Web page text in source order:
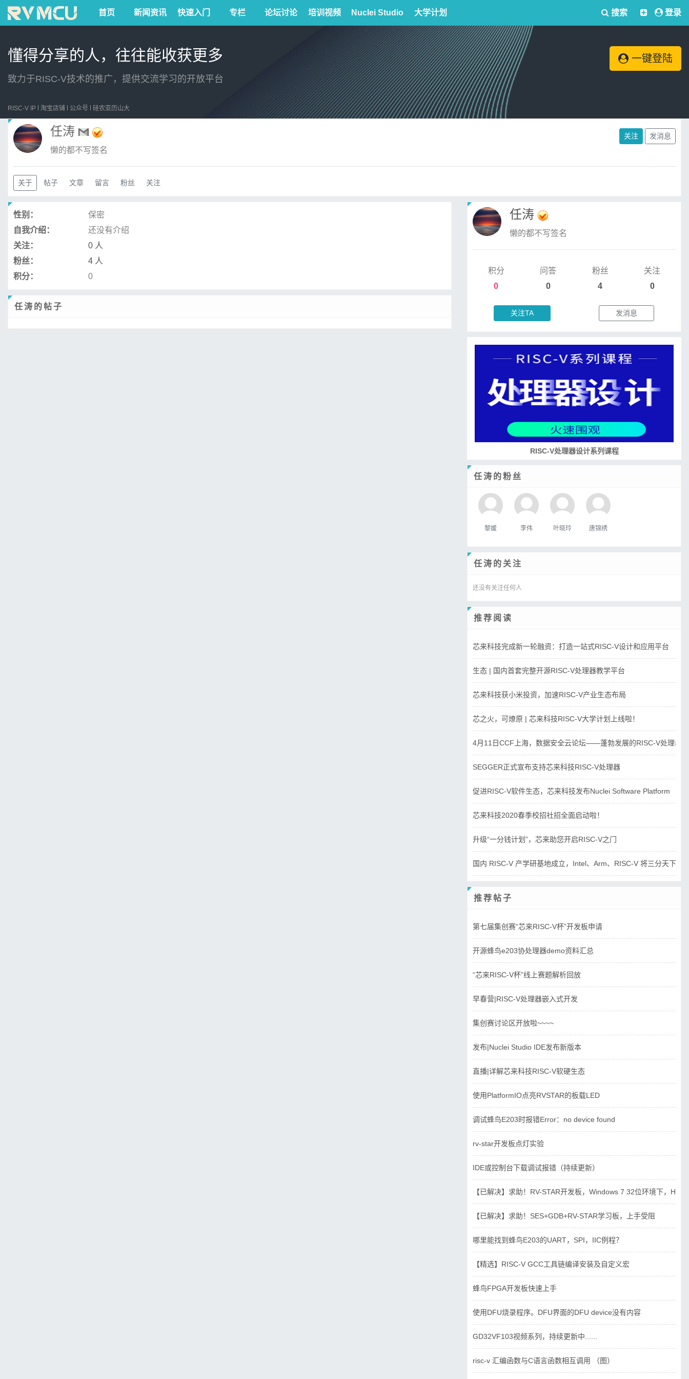
首页 新闻资讯 快速入门 专栏 论坛讨论 培训视频 Nuclei Studio 大学计划 搜索 登录
懂得分享的人，往往能收获更多
致力于RISC-V技术的推广，提供交流学习的开放平台
一键登陆
RISC-V IP 淘宝店铺 公众号 硅农亚历山大
任涛
懒的都不写签名
关注 发消息
关于 帖子 文章 留言 粉丝 关注
性别：
保密
自我介绍：
还没有介绍
关注：
0 人
粉丝：
4 人
积分：
0
任涛的帖子
任涛
懒的都不写签名
积分
0
问答
0
粉丝
4
关注
0
关注TA 发消息
培养RISC-V大学土壤 共建RISC-V教育生态
任涛的粉丝
黎媛 李伟 叶晓玲 唐锦绣
任涛的关注
还没有关注任何人
推荐阅读
芯来科技完成新一轮融资：打造一站式RISC-V设计和应用平台
生态 | 国内首套完整开源RISC-V处理器教学平台
芯来科技获小米投资，加速RISC-V产业生态布局
芯之火，可燎原 | 芯来科技RISC-V大学计划上线啦！
4月11日CCF上海，数据安全云论坛——蓬勃发展的RISC-V处理器
SEGGER正式宣布支持芯来科技RISC-V处理器
促进RISC-V软件生态，芯来科技发布Nuclei Software Platform
芯来科技2020春季校招社招全面启动啦！
升级“一分钱计划”，芯来助您开启RISC-V之门
国内 RISC-V 产学研基地成立，Intel、Arm、RISC-V 将三分天下？
推荐帖子
第七届集创赛“芯来RISC-V杯”开发板申请
开源蜂鸟e203协处理器demo资料汇总
“芯来RISC-V杯”线上赛题解析回放
早春营|RISC-V处理器嵌入式开发
集创赛讨论区开放啦~~~~
发布|Nuclei Studio IDE发布新版本
直播|详解芯来科技RISC-V软硬生态
使用PlatformIO点亮RVSTAR的板载LED
调试蜂鸟E203时报错Error：no device found
rv-star开发板点灯实验
IDE或控制台下载调试报错（持续更新）
【已解决】求助！RV-STAR开发板，Windows 7 32位环境下，
【已解决】求助！SES+GDB+RV-STAR学习板，上手受阻
哪里能找到蜂鸟E203的UART，SPI，IIC例程？
【精选】RISC-V GCC工具链编译安装及自定义宏
蜂鸟FPGA开发板快速上手
使用DFU烧录程序。DFU界面的DFU device没有内容
GD32VF103视频系列，持续更新中......
risc-v 汇编函数与C语言函数相互调用 （图）